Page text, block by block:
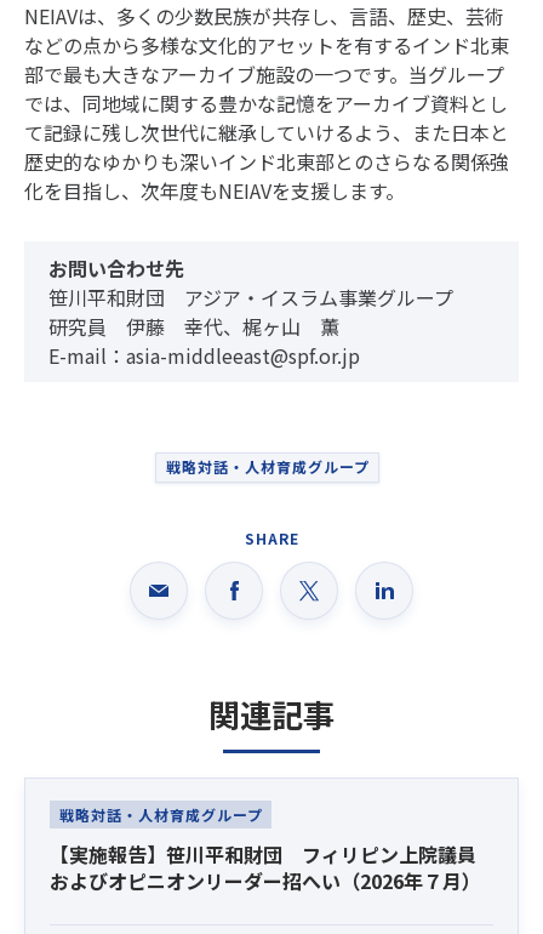
NEIAVは、多くの少数民族が共存し、言語、歴史、芸術
などの点から多様な文化的アセットを有するインド北東
部で最も大きなアーカイブ施設の一つです。当グループ
では、同地域に関する豊かな記憶をアーカイブ資料とし
て記録に残し次世代に継承していけるよう、また日本と
歴史的なゆかりも深いインド北東部とのさらなる関係強
化を目指し、次年度もNEIAVを支援します。
お問い合わせ先
笹川平和財団 アジア・イスラム事業グループ
研究員 伊藤 幸代、梶ヶ山 薫
E-mail：asia-middleeast@spf.or.jp
戦略対話・人材育成グループ
SHARE
関連記事
Latest News
戦略対話・人材育成グループ
【実施報告】笹川平和財団 フィリピン上院議員
およびオピニオンリーダー招へい（2026年７月）